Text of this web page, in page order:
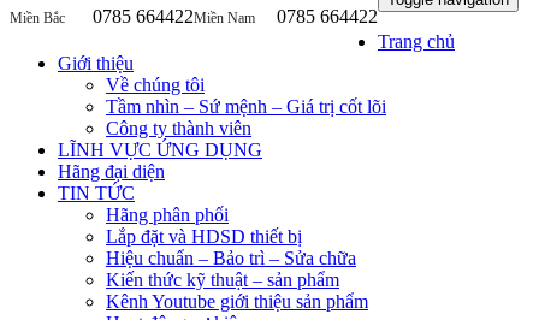
Miền Bắc 0785 664422Miền Nam 0785 664422
Trang chủ
Giới thiệu
Về chúng tôi
Tầm nhìn – Sứ mệnh – Giá trị cốt lõi
Công ty thành viên
LĨNH VỰC ỨNG DỤNG
Hãng đại diện
TIN TỨC
Hãng phân phối
Lắp đặt và HDSD thiết bị
Hiệu chuẩn – Bảo trì – Sửa chữa
Kiến thức kỹ thuật – sản phẩm
Kênh Youtube giới thiệu sản phẩm